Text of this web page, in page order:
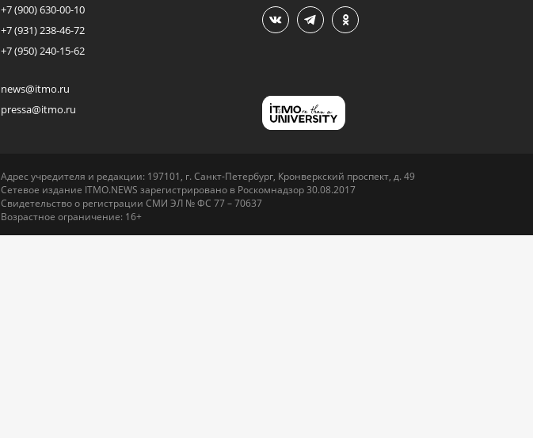
+7 (900) 630-00-10
+7 (931) 238-46-72
+7 (950) 240-15-62
news@itmo.ru
pressa@itmo.ru
Адрес учредителя и редакции: 197101, г. Санкт-Петербург, Кронверкский проспект, д. 49
Сетевое издание ITMO.NEWS зарегистрировано в Роскомнадзор 30.08.2017
Свидетельство о регистрации СМИ ЭЛ № ФС 77 – 70637
Возрастное ограничение: 16+